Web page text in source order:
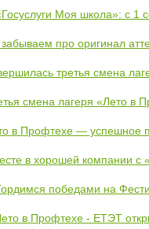
Моя школа»: с 1
про оригинал
третья смена
смена лагеря «Лето в
в Профтехе — успешное
в хорошей компании с
победами на
в Профтехе - ЕТЭТ